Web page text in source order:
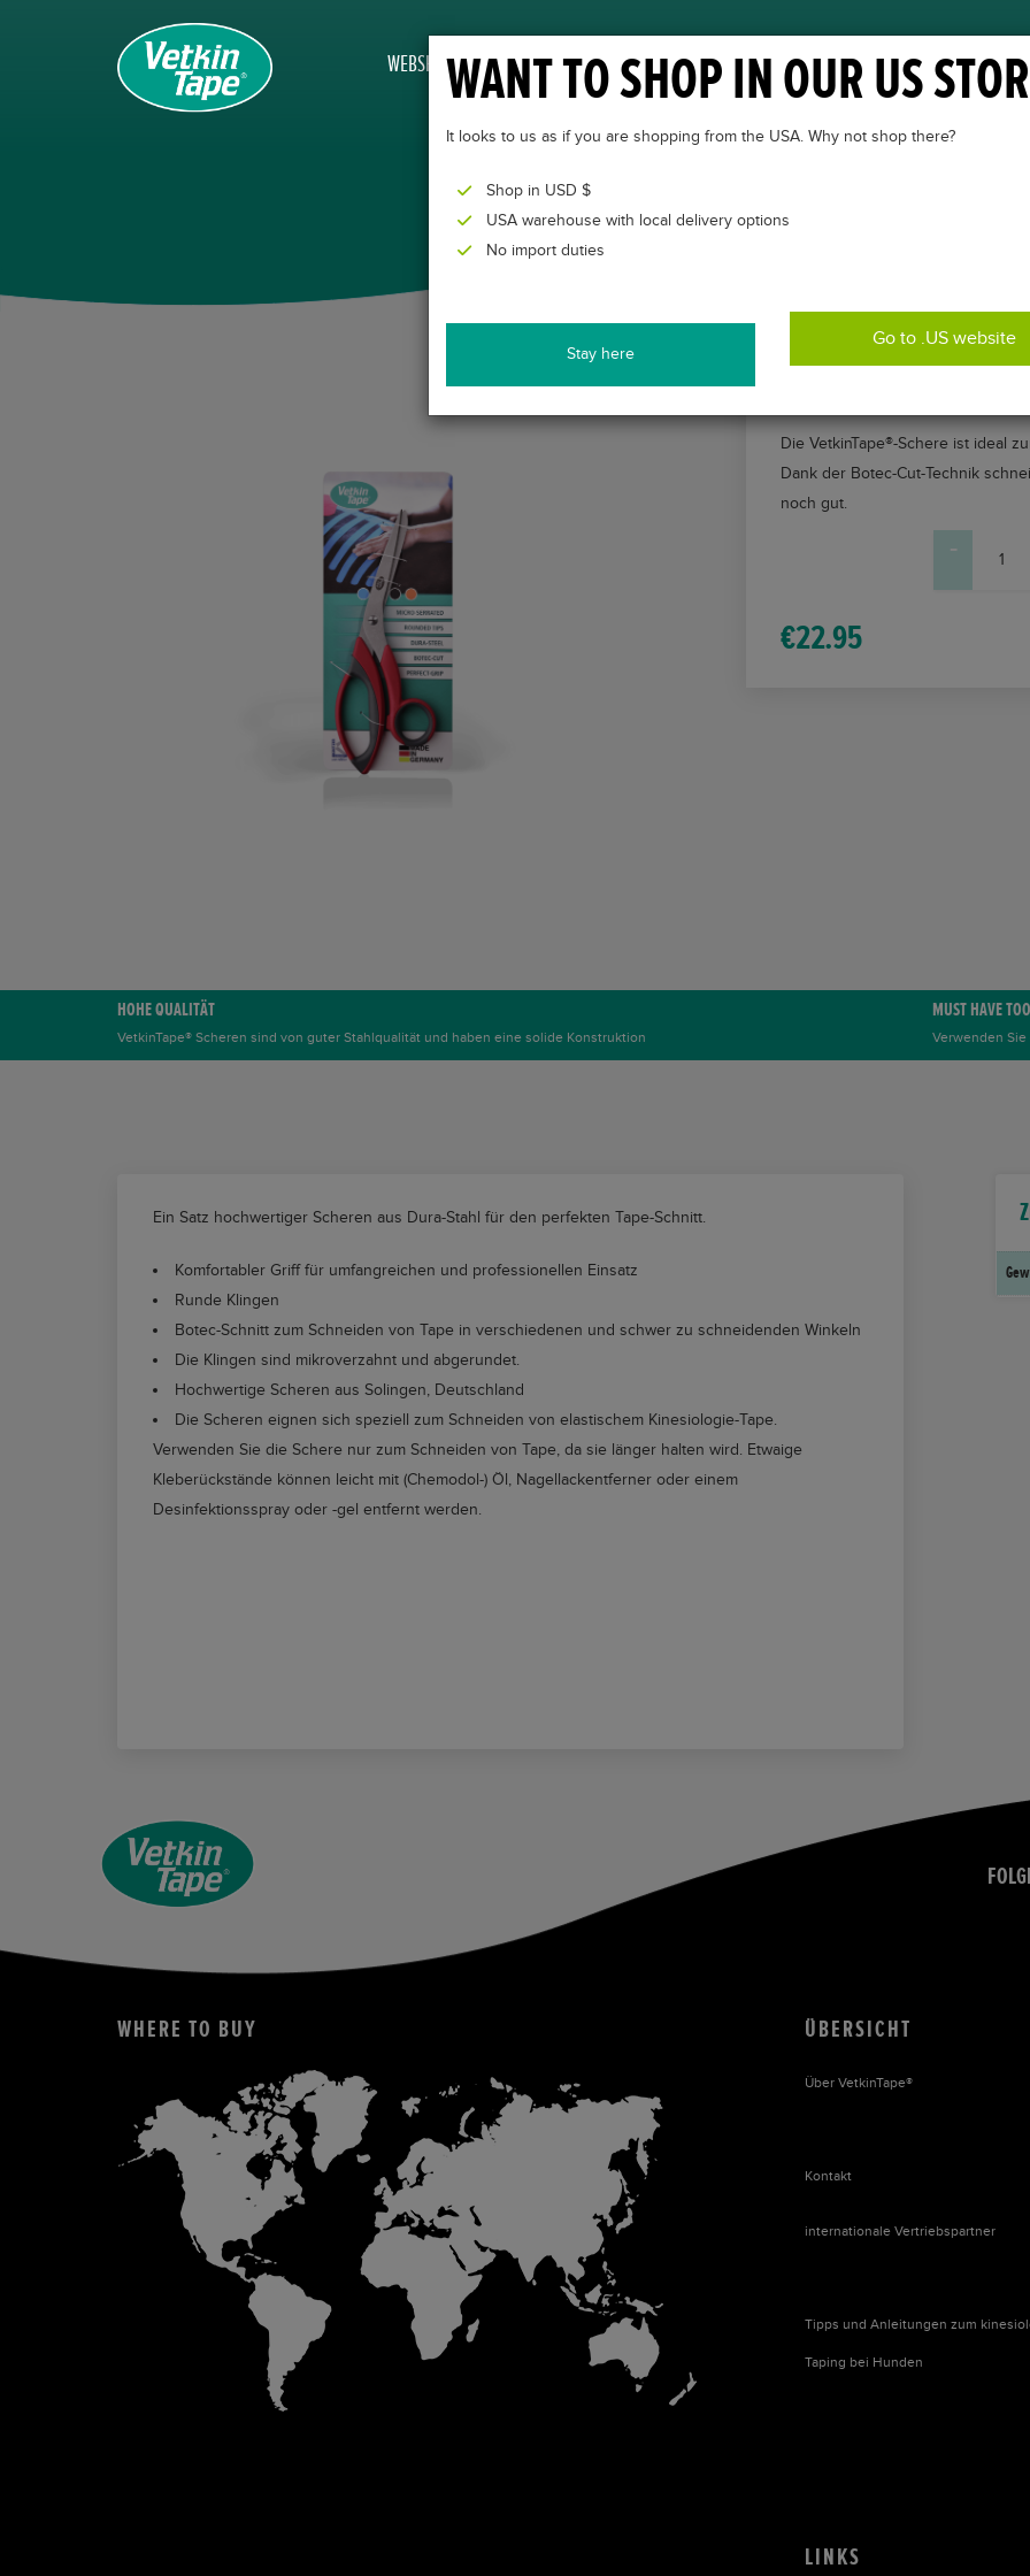
WEBSHOP ÜBER VETKINTAPE® CASES VETKINTAPE®
VETKINTAPE®
Die VetkinTape®-Schere ist ideal
Dank der Botec-Cut-Technik
noch gut.
-
€22.95
HOHE QUALITÄT
VetkinTape® Scheren sind von guter Stahlqualität und haben eine solide Konstruktion
MUST HAVE
Verwenden
Ein Satz hochwertiger Scheren aus Dura-Stahl für den perfekten Tape-Schnitt.
Komfortabler Griff für umfangreichen und professionellen Einsatz
Runde Klingen
Botec-Schnitt zum Schneiden von Tape in verschiedenen und schwer zu schneidenden Winkeln
Die Klingen sind mikroverzahnt und abgerundet.
Hochwertige Scheren aus Solingen, Deutschland
Die Scheren eignen sich speziell zum Schneiden von elastischem Kinesiologie-Tape.
Verwenden Sie die Schere nur zum Schneiden von Tape, da sie länger halten wird. Etwaige
Kleberückstände können leicht mit (Chemodol-) Öl, Nagellackentferner oder einem
Desinfektionsspray oder -gel entfernt werden.
WHERE TO BUY ÜBERSICHT
Über VetkinTape®
Kontakt
internationale Vertriebspartner
Tipps und Anleitungen zum
Taping bei Hunden
LINKS
WANT TO SHOP IN OUR US
It looks to us as if you are shopping from the USA. Why not shop there?
Shop in USD $
USA warehouse with local delivery options
No import duties
Stay here
Go to .US website